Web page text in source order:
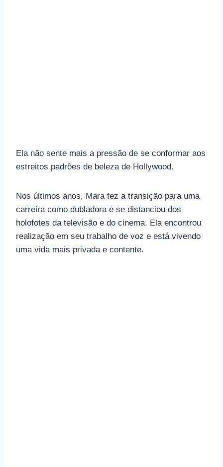
Ela não sente mais a pressão de se conformar aos
estreitos padrões de beleza de Hollywood.
Nos últimos anos, Mara fez a transição para uma
carreira como dubladora e se distanciou dos
holofotes da televisão e do cinema. Ela encontrou
realização em seu trabalho de voz e está vivendo
uma vida mais privada e contente.